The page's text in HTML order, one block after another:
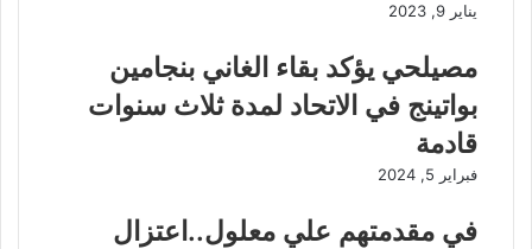
يناير 9, 2023
مصيلحي يؤكد بقاء الغاني بنجامين
بواتينج في الاتحاد لمدة ثلاث سنوات
قادمة
فبراير 5, 2024
في مقدمتهم علي معلول..اعتزال